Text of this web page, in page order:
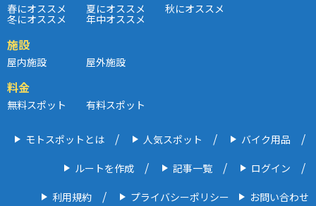
春にオススメ 夏にオススメ 秋にオススメ
冬にオススメ 年中オススメ
施設
屋内施設 屋外施設
料金
無料スポット 有料スポット
モトスポットとは 人気スポット バイク用品
ルートを作成 記事一覧 ログイン
利用規約 プライバシーポリシー お問い合わせ